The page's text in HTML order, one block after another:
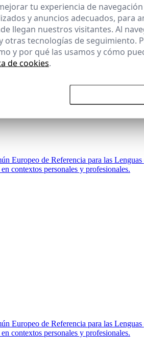
Europeo de Referencia para las
contextos personales y profesionales.
Europeo de Referencia para las
contextos personales y profesionales.
tu experiencia de
y anuncios adecuados, para
llegan nuestros visitantes. Al
tecnologías de seguimiento.
y por qué las usamos y cómo
de cookies.